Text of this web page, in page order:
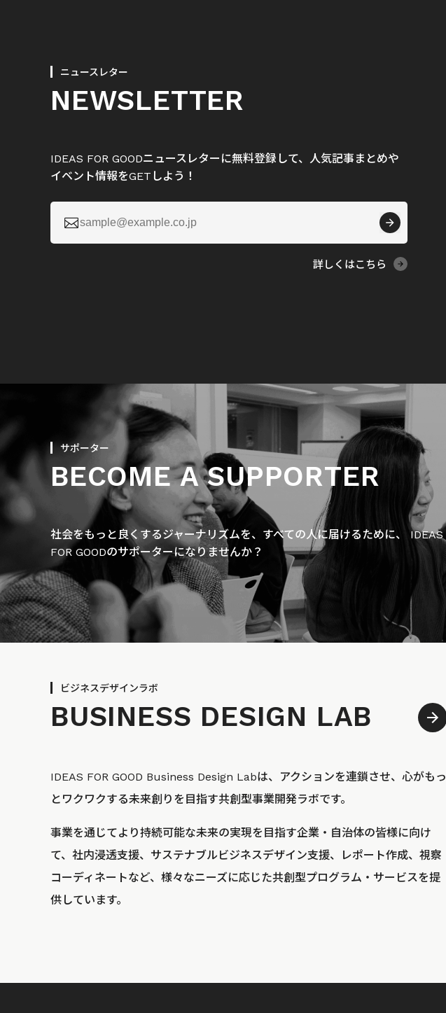
ニュースレター
NEWSLETTER
IDEAS FOR GOODニュースレターに無料登録して、人気記事まとめや
イベント情報をGETしよう！

詳しくはこちら
サポーター
BECOME A SUPPORTER
社会をもっと良くするジャーナリズムを、すべての人に届けるために、 IDEAS
FOR GOODのサポーターになりませんか？
ビジネスデザインラボ
BUSINESS DESIGN LAB
IDEAS FOR GOOD Business Design Labは、アクションを連鎖させ、心がもっ
とワクワクする未来創りを目指す共創型事業開発ラボです。
事業を通じてより持続可能な未来の実現を目指す企業・自治体の皆様に向け
て、社内浸透支援、サステナブルビジネスデザイン支援、レポート作成、視察
コーディネートなど、様々なニーズに応じた共創型プログラム・サービスを提
供しています。